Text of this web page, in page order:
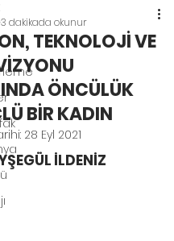
TEKNOLOJİ VE
ÖNCÜLÜK
BİR KADIN
3 dakikada okunur
28 Eyl 2021
İLDENİZ